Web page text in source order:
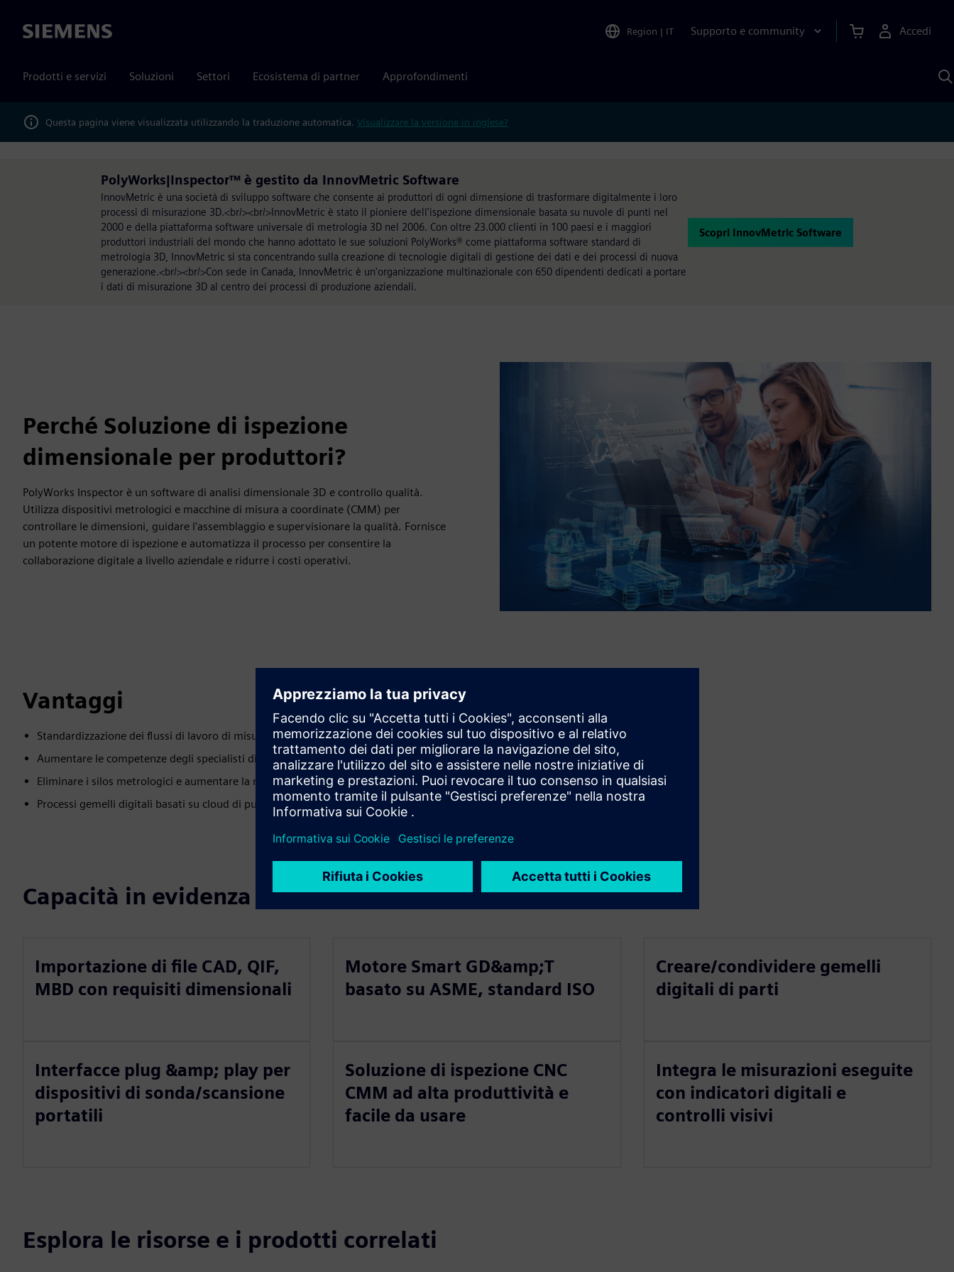
Siemens Region | IT Supporto e community Accedi
Prodotti e servizi Soluzioni Settori Ecosistema di partner Approfondimenti
Questa pagina viene visualizzata utilizzando la traduzione automatica. Visualizzare la versione in inglese?
PolyWorks|Inspector™ è gestito da InnovMetric Software
InnovMetric è una società di sviluppo software che consente ai produttori di ogni dimensione di trasformare digitalmente i loro
processi di misurazione 3D.<br/><br/>InnovMetric è stato il pioniere dell'ispezione dimensionale basata su nuvole di punti nel
2000 e della piattaforma software universale di metrologia 3D nel 2006. Con oltre 23.000 clienti in 100 paesi e i maggiori
produttori industriali del mondo che hanno adottato le sue soluzioni PolyWorks® come piattaforma software standard di
metrologia 3D, InnovMetric si sta concentrando sulla creazione di tecnologie digitali di gestione dei dati e dei processi di nuova
generazione.<br/><br/>Con sede in Canada, InnovMetric è un'organizzazione multinazionale con 650 dipendenti dedicati a portare
i dati di misurazione 3D al centro dei processi di produzione aziendali.
Scopri InnovMetric Software
Perché Soluzione di ispezione
dimensionale per produttori?
PolyWorks Inspector è un software di analisi dimensionale 3D e controllo qualità.
Utilizza dispositivi metrologici e macchine di misura a coordinate (CMM) per
controllare le dimensioni, guidare l'assemblaggio e supervisionare la qualità. Fornisce
un potente motore di ispezione e automatizza il processo per consentire la
collaborazione digitale a livello aziendale e ridurre i costi operativi.
Vantaggi
Standardizzazione dei flussi di lavoro di misurazione 3D che riducono i costi operativi
Aumentare le competenze degli specialisti di misurazione e migliorare l'efficienza del lavoro di squadra
Eliminare i silos metrologici e aumentare la mobilità dei dipendenti
Processi gemelli digitali basati su cloud di punti nella produzione
Capacità in evidenza
Importazione di file CAD, QIF,
MBD con requisiti dimensionali
Motore Smart GD&amp;T
basato su ASME, standard ISO
Creare/condividere gemelli
digitali di parti
Interfacce plug &amp; play per
dispositivi di sonda/scansione
portatili
Soluzione di ispezione CNC
CMM ad alta produttività e
facile da usare
Integra le misurazioni eseguite
con indicatori digitali e
controlli visivi
Esplora le risorse e i prodotti correlati